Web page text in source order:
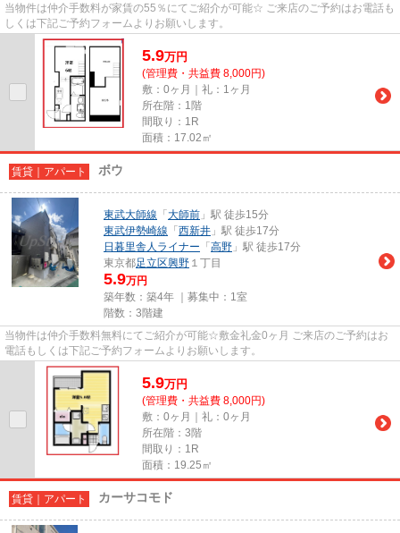
当物件は仲介手数料が家賃の55％にてご紹介が可能☆ ご来店のご予約はお電話も
しくは下記ご予約フォームよりお願いします。
5.9万円
(管理費・共益費 8,000円)
敷：0ヶ月｜礼：1ヶ月
所在階：1階
間取り：1R
面積：17.02㎡
賃貸｜アパート ボウ
東武大師線 「 大師前 」駅 徒歩15分
東武伊勢崎線 「 西新井 」駅 徒歩17分
日暮里舎人ライナー 「 高野 」駅 徒歩17分
東京都足立区興野 １丁目
5.9万円
築年数：築4年 ｜募集中： 1室
階数：3階建
当物件は仲介手数料無料にてご紹介が可能☆敷金礼金0ヶ月 ご来店のご予約はお
電話もしくは下記ご予約フォームよりお願いします。
5.9万円
(管理費・共益費 8,000円)
敷：0ヶ月｜礼：0ヶ月
所在階：3階
間取り：1R
面積：19.25㎡
賃貸｜アパート カーサコモド